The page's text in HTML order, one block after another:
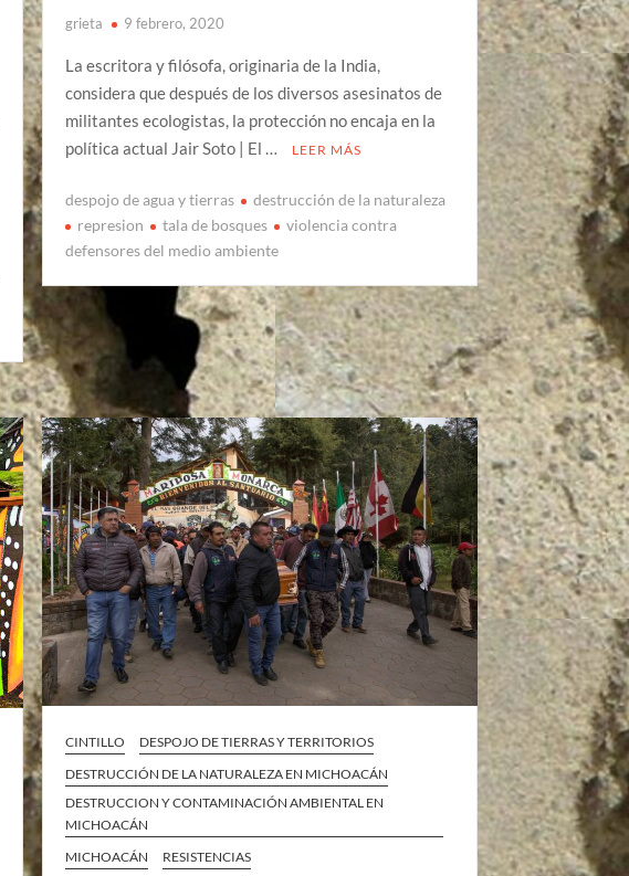
grieta 9 febrero, 2020
La escritora y filósofa, originaria de la India,
considera que después de los diversos asesinatos de
militantes ecologistas, la protección no encaja en la
política actual Jair Soto | El …
LEER MÁS
despojo de agua y tierras
destrucción de la naturaleza
represion
tala de bosques
violencia contra
defensores del medio ambiente
CINTILLO
DESPOJO DE TIERRAS Y TERRITORIOS
DESTRUCCIÓN DE LA NATURALEZA EN MICHOACÁN
DESTRUCCION Y CONTAMINACIÓN AMBIENTAL EN
MICHOACÁN
MICHOACÁN
RESISTENCIAS